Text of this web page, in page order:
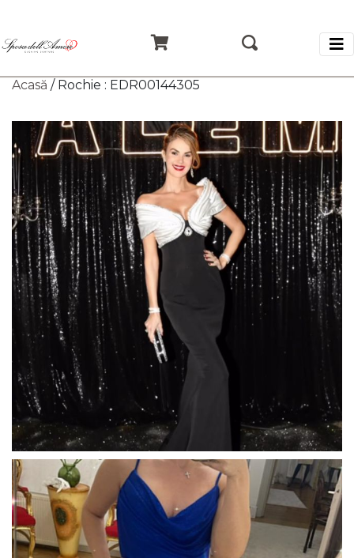
Acasă / Rochie : EDR00144305